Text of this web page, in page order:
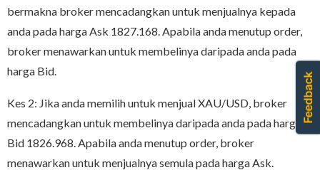
bermakna broker mencadangkan untuk menjualnya kepada
anda pada harga Ask 1827.168. Apabila anda menutup order,
broker menawarkan untuk membelinya daripada anda pada
harga Bid.
Kes 2: Jika anda memilih untuk menjual XAU/USD, broker
mencadangkan untuk membelinya daripada anda pada harga
Bid 1826.968. Apabila anda menutup order, broker
menawarkan untuk menjualnya semula pada harga Ask.